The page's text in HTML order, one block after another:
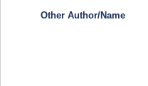
Other Author/Name